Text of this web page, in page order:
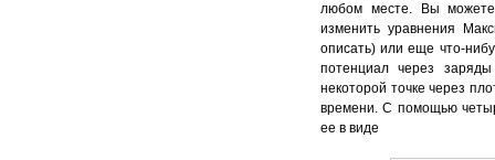
любом месте. Вы можете
изменить уравнения
описать) или еще что-
потенциал через
некоторой точке через
времени. С помощью
ее в виде